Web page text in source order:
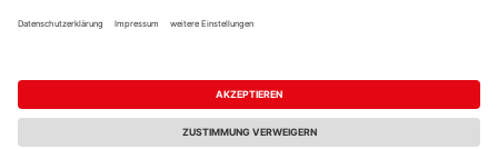
Impressum AGB Widerruf
Datenschutz
Reservierungsbedingungen
Vertrag widerrufen